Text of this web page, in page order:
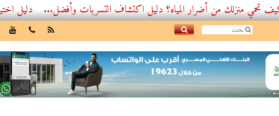
من أضرار المياه؟ دليل اكتشاف التسربات وأفضل...